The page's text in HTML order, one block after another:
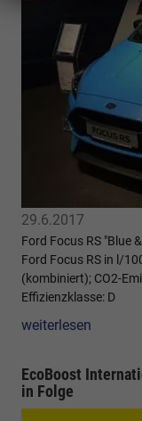
29.6.2017
Ford Focus RS "Blue
Ford Focus RS in l/
(kombiniert); CO2-
Effizienzklasse: D
weiterlesen
EcoBoost
in Folge